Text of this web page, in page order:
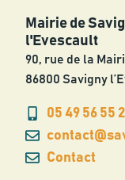
Mairie de
l'Evescault
90, rue de la
86800 Savigny
05 49 56 55
Contact